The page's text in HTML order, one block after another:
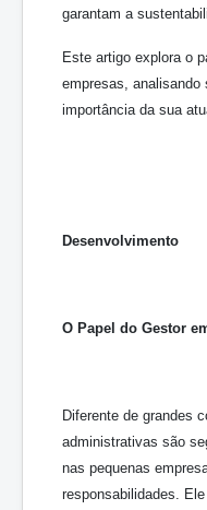
garantam a
Este artigo explora o
empresas,
importância da sua
Desenvolvimento
O Papel do Gestor
Diferente de grandes
administrativas são
nas pequenas
responsabilidades.